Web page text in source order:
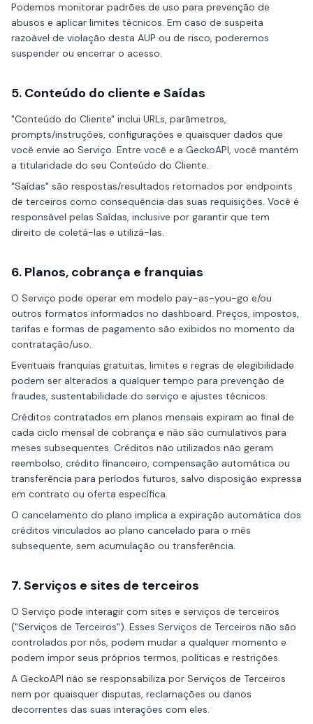
Podemos monitorar padrões de uso para prevenção de
abusos e aplicar limites técnicos. Em caso de suspeita
razoável de violação desta AUP ou de risco, poderemos
suspender ou encerrar o acesso.
5. Conteúdo do cliente e Saídas
"Conteúdo do Cliente" inclui URLs, parâmetros,
prompts/instruções, configurações e quaisquer dados que
você envie ao Serviço. Entre você e a GeckoAPI, você mantém
a titularidade do seu Conteúdo do Cliente.
"Saídas" são respostas/resultados retornados por endpoints
de terceiros como consequência das suas requisições. Você é
responsável pelas Saídas, inclusive por garantir que tem
direito de coletá-las e utilizá-las.
6. Planos, cobrança e franquias
O Serviço pode operar em modelo pay-as-you-go e/ou
outros formatos informados no dashboard. Preços, impostos,
tarifas e formas de pagamento são exibidos no momento da
contratação/uso.
Eventuais franquias gratuitas, limites e regras de elegibilidade
podem ser alterados a qualquer tempo para prevenção de
fraudes, sustentabilidade do serviço e ajustes técnicos.
Créditos contratados em planos mensais expiram ao final de
cada ciclo mensal de cobrança e não são cumulativos para
meses subsequentes. Créditos não utilizados não geram
reembolso, crédito financeiro, compensação automática ou
transferência para períodos futuros, salvo disposição expressa
em contrato ou oferta específica.
O cancelamento do plano implica a expiração automática dos
créditos vinculados ao plano cancelado para o mês
subsequente, sem acumulação ou transferência.
7. Serviços e sites de terceiros
O Serviço pode interagir com sites e serviços de terceiros
("Serviços de Terceiros"). Esses Serviços de Terceiros não são
controlados por nós, podem mudar a qualquer momento e
podem impor seus próprios termos, políticas e restrições.
A GeckoAPI não se responsabiliza por Serviços de Terceiros
nem por quaisquer disputas, reclamações ou danos
decorrentes das suas interações com eles.